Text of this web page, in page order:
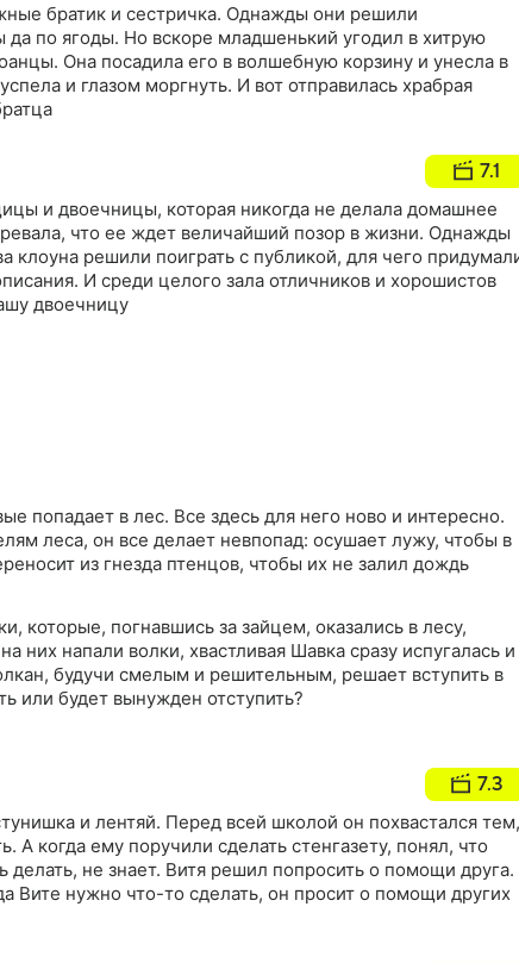
братик и сестричка. Однажды они решили
да по ягоды. Но вскоре младшенький угодил в хитрую
Она посадила его в волшебную корзину и унесла в
и глазом моргнуть. И вот отправилась храбрая
7.1
и двоечницы, которая никогда не делала домашнее
что ее ждет величайший позор в жизни. Однажды
клоуна решили поиграть с публикой, для чего
И среди целого зала отличников и хорошистов
двоечницу
попадает в лес. Все здесь для него ново и интересно.
леса, он все делает невпопад: осушает лужу, чтобы в
из гнезда птенцов, чтобы их не залил дождь
которые, погнавшись за зайцем, оказались в лесу,
них напали волки, хвастливая Шавка сразу испугалась и
будучи смелым и решительным, решает вступить в
или будет вынужден отступить?
7.3
и лентяй. Перед всей школой он похвастался тем,
А когда ему поручили сделать стенгазету, понял, что
делать, не знает. Витя решил попросить о помощи друга.
Вите нужно что-то сделать, он просит о помощи других